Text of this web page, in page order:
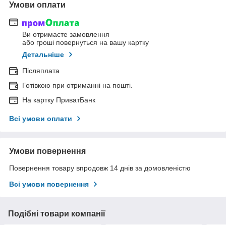
Умови оплати
Ви отримаєте замовлення
або гроші повернуться на вашу картку
Детальніше
Післяплата
Готівкою при отриманні на пошті.
На картку ПриватБанк
Всі умови оплати
Умови повернення
Повернення товару впродовж 14 днів за домовленістю
Всі умови повернення
Подібні товари компанії